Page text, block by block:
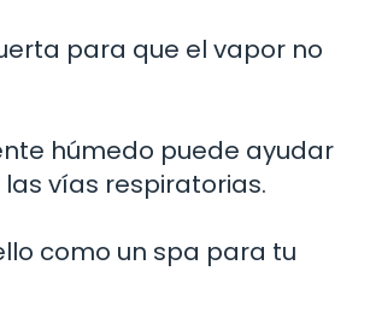
para que el vapor no
húmedo puede ayudar
vías respiratorias.
como un spa para tu